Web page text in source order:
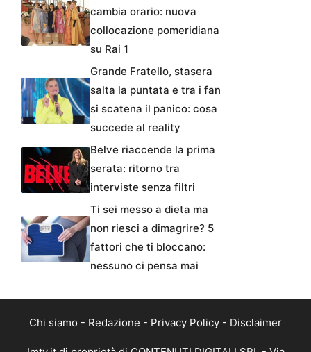
cambia orario: nuova
collocazione pomeridiana
su Rai 1
Grande Fratello, stasera
salta la puntata e tra i fan
si scatena il panico: cosa
succede al reality
Belve riaccende la prima
serata: ritorno tra
interviste senza filtri
Ti sei messo a dieta ma
non riesci a dimagrire? 5
fattori che ti bloccano:
nessuno ci pensa mai
Chi siamo - Redazione - Privacy Policy - Disclaimer